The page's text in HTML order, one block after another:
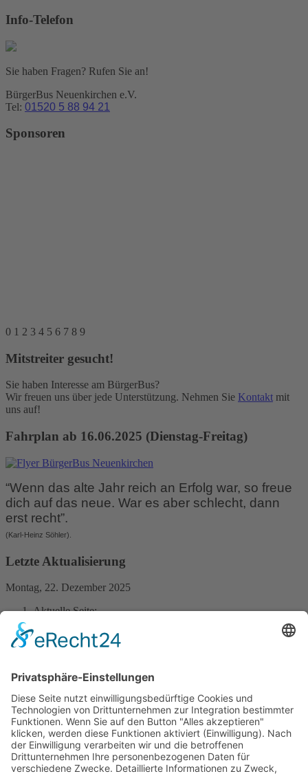
Info-Telefon
Sie haben Fragen? Rufen Sie an!
BürgerBus Neuenkirchen e.V.
Tel: 01520 5 88 94 21
Sponsoren
0 1 2 3 4 5 6 7 8 9
Mitstreiter gesucht!
Sie haben Interesse am BürgerBus?
Wir freuen uns über jede Unterstützung. Nehmen Sie Kontakt mit
uns auf!
Fahrplan ab 16.06.2025 (Dienstag-Freitag)
“Wenn das alte Jahr reich an Erfolg war, so freue
dich auf das neue. War es aber schlecht, dann
erst recht”.
(Karl-Heinz Söhler).
Letzte Aktualisierung
Montag, 22. Dezember 2025
Aktuelle Seite:
Archiv
2. Infobrief zum Verein BürgerBus Neuenkirchen e.V.
Kontakt
BürgerBus Neuenkirchen e.V.
Claus Manicke (1. Vorsitzender)
Uppen Drohm 17
29643 Neuenkirchen